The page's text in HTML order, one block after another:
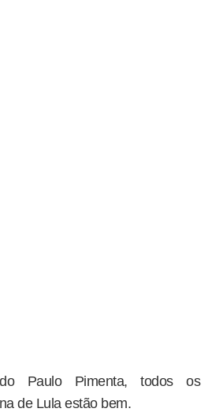
Paulo Pimenta, todos os
de Lula estão bem.